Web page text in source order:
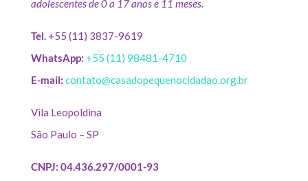
adolescentes de 0 a 17 anos e 11 meses.
Tel.+55 (11) 3837-9619
WhatsApp: +55 (11) 98481-4710
E-mail: contato@casadopequenocidadao.org.br
Vila Leopoldina
São Paulo – SP
CNPJ: 04.436.297/0001-93